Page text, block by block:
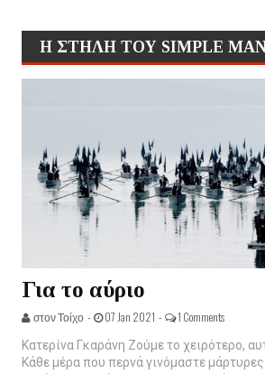
Η ΣΤΗΛΗ ΤΟΥ SIMPLE
Για το αύριο
στον Τοίχο - 07 Jan 2021 - 1 Comments
Κατερίνα Γκαράνη Ζούμε το χειρότερο,
Κάθε μέρα που περνά γινόμαστε